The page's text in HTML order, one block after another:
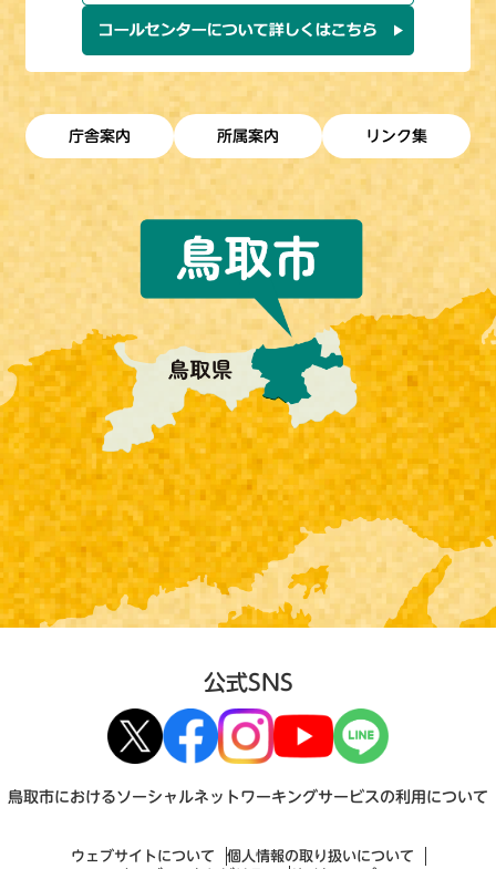
庁舎案内 所属案内 リンク集
公式SNS
鳥取市におけるソーシャルネットワーキングサービスの利用について
ウェブサイトについて
個人情報の取り扱いについて